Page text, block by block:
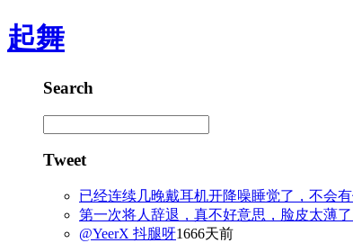
起舞
Search
Tweet
已经连续几晚戴耳机开降噪睡觉了，不会
第一次将人辞退，真不好意思，脸皮太薄
@YeerX 抖腿呀1666天前